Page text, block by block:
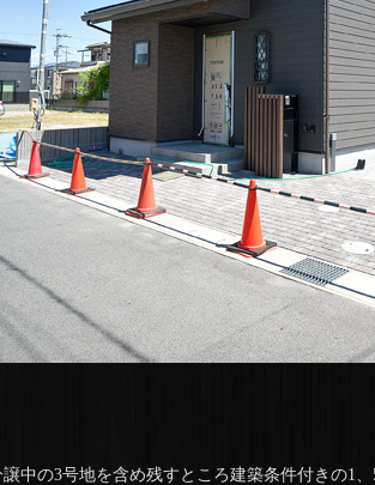
中の3号地を含め残すところ建築条件付きの1